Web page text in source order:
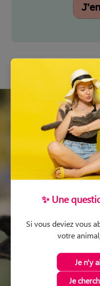
✨ Une
Si vous deviez vous
votre
Je n'y
Je